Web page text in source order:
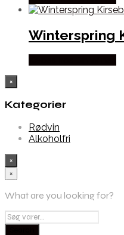
Winterspring
×
Kategorier
Rødvin
Alkoholfri
×
×
What are you looking for?